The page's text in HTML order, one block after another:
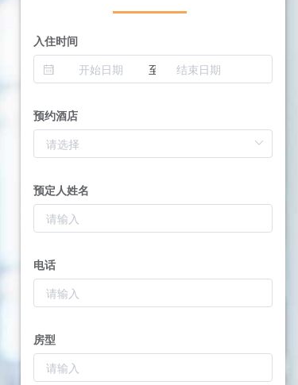
入住时间
至
预约酒店
预定人姓名
电话
房型